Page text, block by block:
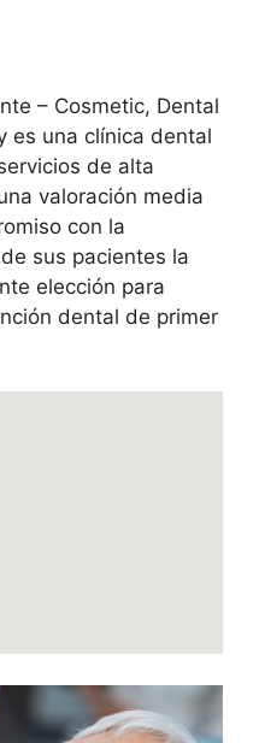
– Cosmetic, Dental
es una clínica dental
de alta
valoración media
con la
sus pacientes la
elección para
dental de primer